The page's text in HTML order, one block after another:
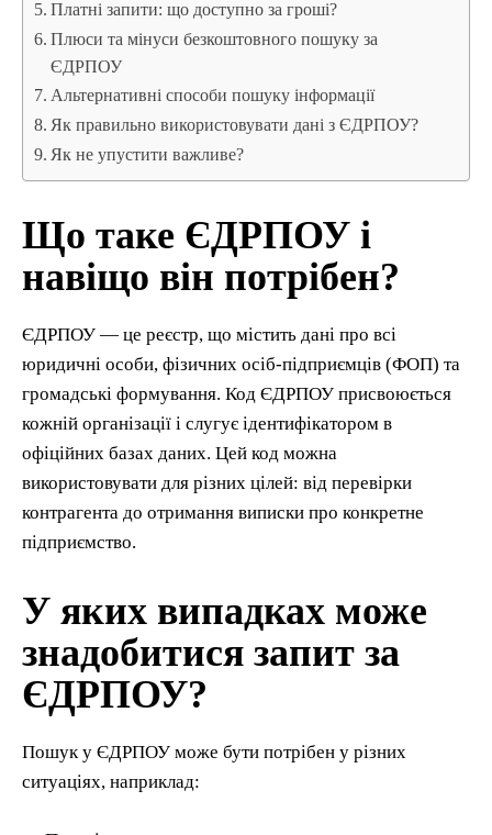
Платні запити: що доступно за гроші?
Плюси та мінуси безкоштовного пошуку за
ЄДРПОУ
Альтернативні способи пошуку інформації
Як правильно використовувати дані з ЄДРПОУ?
Як не упустити важливе?
Що таке ЄДРПОУ і
навіщо він потрібен?
ЄДРПОУ — це реєстр, що містить дані про всі
юридичні особи, фізичних осіб-підприємців (ФОП) та
громадські формування. Код ЄДРПОУ присвоюється
кожній організації і слугує ідентифікатором в
офіційних базах даних. Цей код можна
використовувати для різних цілей: від перевірки
контрагента до отримання виписки про конкретне
підприємство.
У яких випадках може
знадобитися запит за
ЄДРПОУ?
Пошук у ЄДРПОУ може бути потрібен у різних
ситуаціях, наприклад: